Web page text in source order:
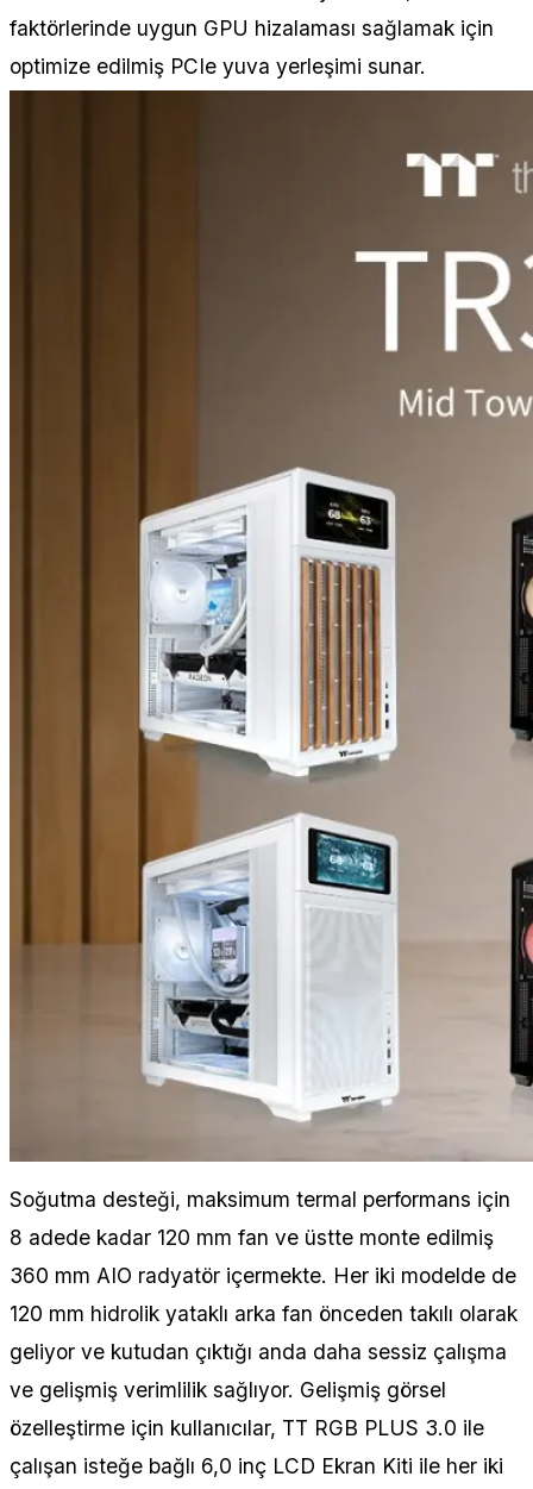
faktörlerinde uygun GPU hizalaması sağlamak için
optimize edilmiş PCIe yuva yerleşimi sunar.
Soğutma desteği, maksimum termal performans için
8 adede kadar 120 mm fan ve üstte monte edilmiş
360 mm AIO radyatör içermekte. Her iki modelde de
120 mm hidrolik yataklı arka fan önceden takılı olarak
geliyor ve kutudan çıktığı anda daha sessiz çalışma
ve gelişmiş verimlilik sağlıyor. Gelişmiş görsel
özelleştirme için kullanıcılar, TT RGB PLUS 3.0 ile
çalışan isteğe bağlı 6,0 inç LCD Ekran Kiti ile her iki